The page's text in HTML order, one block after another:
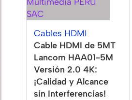
Cables HDMI
Cable HDMI de 5MT
Lancom HAA01-5M
Versión 2.0 4K:
¡Calidad y Alcance
sin Interferencias!